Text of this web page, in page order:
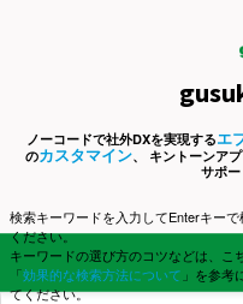
ノーコードで社外DXを実現するエ
のカスタマイン、 キントーンア
サポー
検索キーワードを入力してEnterキーで
ください。
キーワードの選び方のコツなどは、こ
「効果的な検索方法について 」を参考
てください。